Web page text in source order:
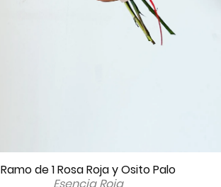
Ramo de 1 Rosa Roja y Osito Palo